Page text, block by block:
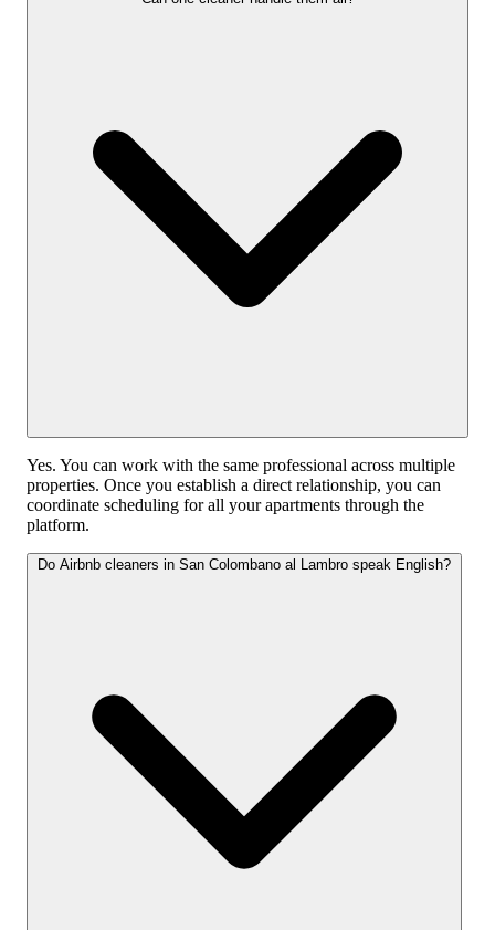
Yes. You can work with the same professional across multiple
properties. Once you establish a direct relationship, you can
coordinate scheduling for all your apartments through the
platform.
Do Airbnb cleaners in San Colombano al Lambro speak English?